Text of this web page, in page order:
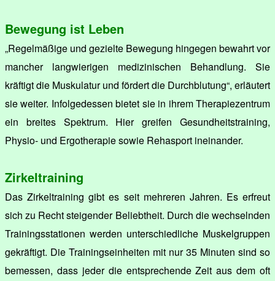
Bewegung ist Leben
„Regelmäßige und gezielte Bewegung hingegen bewahrt vor
mancher langwierigen medizinischen Behandlung. Sie
kräftigt die Muskulatur und fördert die Durchblutung“, erläutert
sie weiter. Infolgedessen bietet sie in ihrem Therapiezentrum
ein breites Spektrum. Hier greifen Gesundheitstraining,
Physio- und Ergotherapie sowie Rehasport ineinander.
Zirkeltraining
Das Zirkeltraining gibt es seit mehreren Jahren. Es erfreut
sich zu Recht steigender Beliebtheit. Durch die wechselnden
Trainingsstationen werden unterschiedliche Muskelgruppen
gekräftigt. Die Trainingseinheiten mit nur 35 Minuten sind so
bemessen, dass jeder die entsprechende Zeit aus dem oft